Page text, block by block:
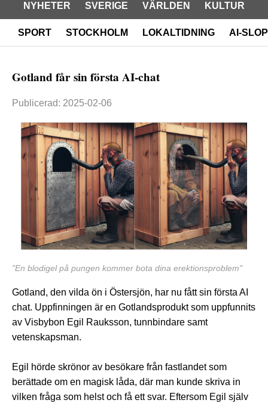
NYHETER SVERIGE VÄRLDEN KULTUR
SPORT STOCKHOLM LOKALTIDNING AI-SLOP
Gotland får sin första AI-chat
Publicerad: 2025-02-06
"En blodigel på pungen kommer bota dina erektionsproblem"
Gotland, den vilda ön i Östersjön, har nu fått sin första AI
chat. Uppfinningen är en Gotlandsprodukt som uppfunnits
av Visbybon Egil Rauksson, tunnbindare samt
vetenskapsman.
Egil hörde skrönor av besökare från fastlandet som
berättade om en magisk låda, där man kunde skriva in
vilken fråga som helst och få ett svar. Eftersom Egil själv